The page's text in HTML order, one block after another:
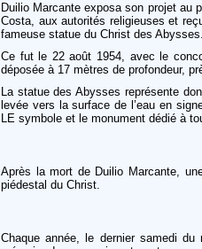
Duilio Marcante exposa son projet au
Costa, aux autorités religieuses et
fameuse statue du Christ des
Ce fut le 22 août 1954, avec le
déposée à 17 mètres de profondeur,
La statue des Abysses représente
levée vers la surface de l’eau en
LE symbole et le monument dédié à
Après la mort de Duilio Marcante,
piédestal du Christ.
Chaque année, le dernier samedi